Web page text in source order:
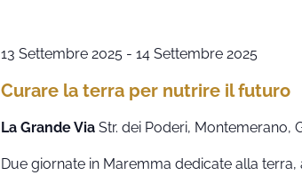
Curare la terra per nutrire il futuro
13 Settembre 2025- 14 Settembre 2025
La Grande Via Str. dei Poderi, Montemerano,
Due giornate in Maremma dedicate alla